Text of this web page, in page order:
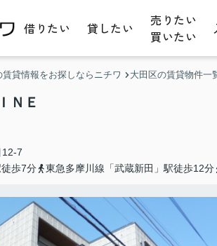
借りたい 貸したい
売りたい
買いたい
貸情報をお探しならニチワ 大田区の賃貸物件一
ＮＥ
12-7
歩7分
東急多摩川線「武蔵新田」駅徒歩12分